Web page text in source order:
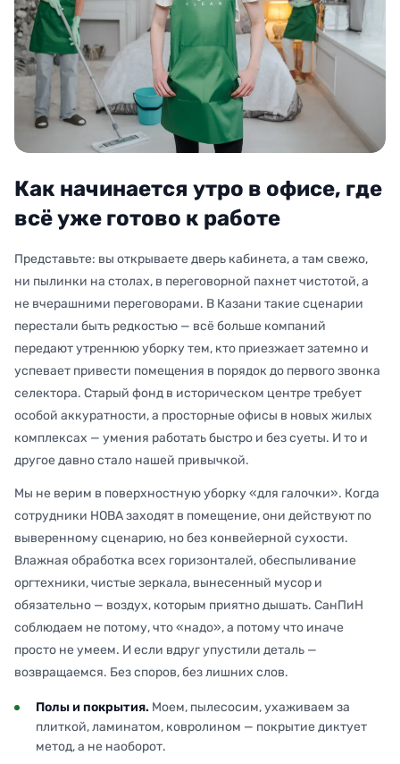
Как начинается утро в офисе, где
всё уже готово к работе
Представьте: вы открываете дверь кабинета, а там свежо,
ни пылинки на столах, в переговорной пахнет чистотой, а
не вчерашними переговорами. В Казани такие сценарии
перестали быть редкостью — всё больше компаний
передают утреннюю уборку тем, кто приезжает затемно и
успевает привести помещения в порядок до первого звонка
селектора. Старый фонд в историческом центре требует
особой аккуратности, а просторные офисы в новых жилых
комплексах — умения работать быстро и без суеты. И то и
другое давно стало нашей привычкой.
Мы не верим в поверхностную уборку «для галочки». Когда
сотрудники НОВА заходят в помещение, они действуют по
выверенному сценарию, но без конвейерной сухости.
Влажная обработка всех горизонталей, обеспыливание
оргтехники, чистые зеркала, вынесенный мусор и
обязательно — воздух, которым приятно дышать. СанПиН
соблюдаем не потому, что «надо», а потому что иначе
просто не умеем. И если вдруг упустили деталь —
возвращаемся. Без споров, без лишних слов.
Полы и покрытия. Моем, пылесосим, ухаживаем за
плиткой, ламинатом, ковролином — покрытие диктует
метод, а не наоборот.